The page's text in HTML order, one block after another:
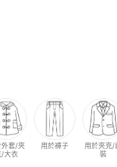
外套/夾
/大衣
用於褲子
用於夾克/
裝